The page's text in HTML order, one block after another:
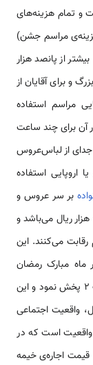
و تمام هزینه‌‌های
مراسم جشن)
از پانصد هزار
و برای آقایان از
مراسم استفاده‌
آن برای چند ساعت
جدای از لباس‌عروس
اروپایی استفاده
بر سر عروس و
ریال می‌باشد و
رقابت می‌کنند. این
ماه مبارک رمضان
، سریالی قطری به نام تصانیف 2 پخش نمود و این
واقعیت اجتماعی
واقعیت است که در
اجاره‌ی خیمه